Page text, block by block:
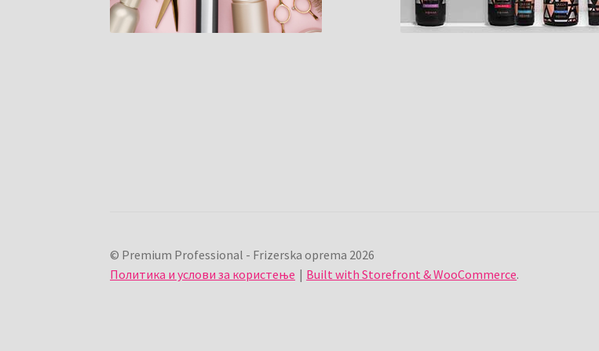
© Premium Professional - Frizerska oprema 2026
Политика и услови за користење
Built with Storefront & WooCommerce.